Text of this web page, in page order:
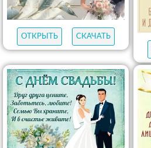
ОТКРЫТЬ
СКАЧАТЬ